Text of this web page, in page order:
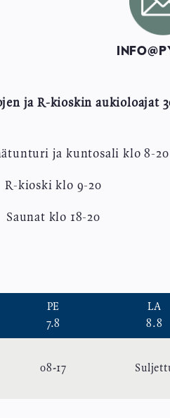
ja R-kioskin aukioloajat
ja kuntosali klo 8-20
R-kioski klo 9-20
Saunat klo 18-20
PE
7.8
LA
8.8
08-17